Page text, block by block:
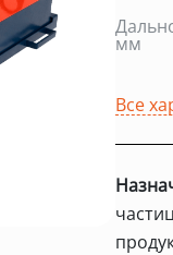
мм
Все